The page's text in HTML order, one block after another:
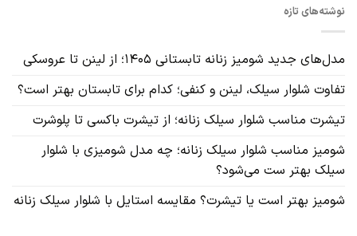
نوشته‌های تازه
مدل‌های جدید شومیز زنانه تابستانی ۱۴۰۵؛ از لینن تا عروسکی
تفاوت شلوار سیلک، لینن و کنفی؛ کدام برای تابستان بهتر است؟
تیشرت مناسب شلوار سیلک زنانه؛ از تیشرت باکسی تا پلوشرت
شومیز مناسب شلوار سیلک زنانه؛ چه مدل شومیزی با شلوار
سیلک بهتر ست می‌شود؟
شومیز بهتر است یا تیشرت؟ مقایسه استایل با شلوار سیلک زنانه